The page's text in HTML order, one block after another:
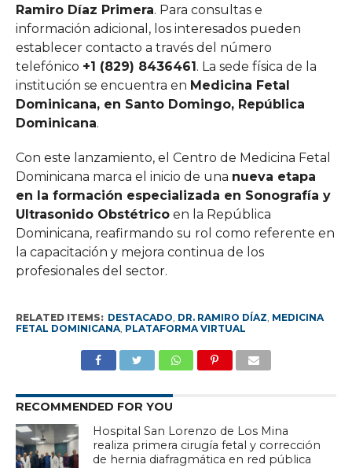
Ramiro Díaz Primera. Para consultas e
información adicional, los interesados pueden
establecer contacto a través del número
telefónico +1 (829) 8436461. La sede física de la
institución se encuentra en Medicina Fetal
Dominicana, en Santo Domingo, República
Dominicana.
Con este lanzamiento, el Centro de Medicina Fetal
Dominicana marca el inicio de una nueva etapa
en la formación especializada en Sonografía y
Ultrasonido Obstétricoen la República
Dominicana, reafirmando su rol como referente en
la capacitación y mejora continua de los
profesionales del sector.
RELATED ITEMS: DESTACADO, DR. RAMIRO DÍAZ, MEDICINA
FETAL DOMINICANA, PLATAFORMA VIRTUAL
RECOMMENDED FOR YOU
Hospital San Lorenzo de Los Mina
realiza primera cirugía fetal y corrección
de hernia diafragmática en red pública